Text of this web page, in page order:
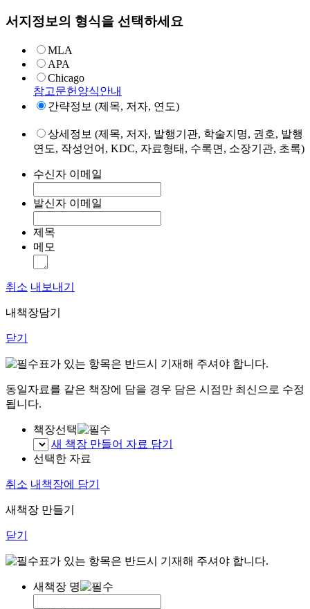
서지정보의 형식을 선택하세요
MLA
APA
Chicago
참고문헌양식안내
간략정보 (제목, 저자, 연도)
상세정보 (제목, 저자, 발행기관, 학술지명, 권호, 발행
연도, 작성언어, KDC, 자료형태, 수록면, 소장기관, 초록)
수신자 이메일
발신자 이메일
제목
메모
취소 내보내기
내책장담기
닫기
표가 있는 항목은 반드시 기재해 주셔야 합니다.
동일자료를 같은 책장에 담을 경우 담은 시점만 최신으로 수정
됩니다.
책장선택
새 책장 만들어 자료 담기
선택한 자료
취소 내책장에 담기
새책장 만들기
닫기
표가 있는 항목은 반드시 기재해 주셔야 합니다.
새책장 명